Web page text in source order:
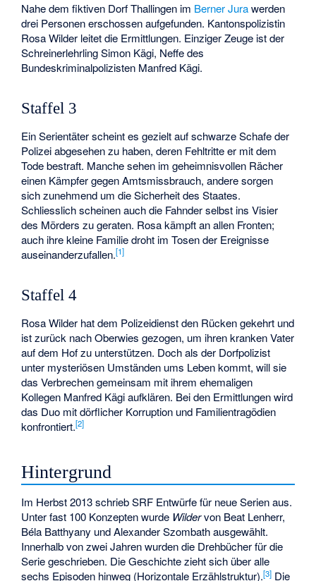
Nahe dem fiktiven Dorf Thallingen im Berner Jurawerden
drei Personen erschossen aufgefunden. Kantonspolizistin
Rosa Wilder leitet die Ermittlungen. Einziger Zeuge ist der
Schreinerlehrling Simon Kägi, Neffe des
Bundeskriminalpolizisten Manfred Kägi.
Staffel 3
Ein Serientäter scheint es gezielt auf schwarze Schafe der
Polizei abgesehen zu haben, deren Fehltritte er mit dem
Tode bestraft. Manche sehen im geheimnisvollen Rächer
einen Kämpfer gegen Amtsmissbrauch, andere sorgen
sich zunehmend um die Sicherheit des Staates.
Schliesslich scheinen auch die Fahnder selbst ins Visier
des Mörders zu geraten. Rosa kämpft an allen Fronten;
auch ihre kleine Familie droht im Tosen der Ereignisse
auseinanderzufallen.[1]
Staffel 4
Rosa Wilder hat dem Polizeidienst den Rücken gekehrt und
ist zurück nach Oberwies gezogen, um ihren kranken Vater
auf dem Hof zu unterstützen. Doch als der Dorfpolizist
unter mysteriösen Umständen ums Leben kommt, will sie
das Verbrechen gemeinsam mit ihrem ehemaligen
Kollegen Manfred Kägi aufklären. Bei den Ermittlungen wird
das Duo mit dörflicher Korruption und Familientragödien
konfrontiert.[2]
Hintergrund
Im Herbst 2013 schrieb SRF Entwürfe für neue Serien aus.
Unter fast 100 Konzepten wurde Wildervon Beat Lenherr,
Béla Batthyany und Alexander Szombath ausgewählt.
Innerhalb von zwei Jahren wurden die Drehbücher für die
Serie geschrieben. Die Geschichte zieht sich über alle
sechs Episoden hinweg (Horizontale Erzählstruktur).[3] Die